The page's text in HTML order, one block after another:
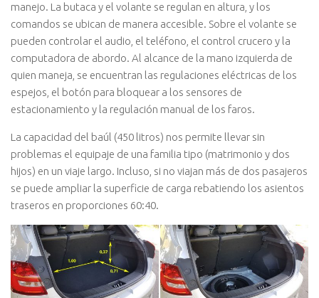
manejo. La butaca y el volante se regulan en altura, y los
comandos se ubican de manera accesible. Sobre el volante se
pueden controlar el audio, el teléfono, el control crucero y la
computadora de abordo. Al alcance de la mano izquierda de
quien maneja, se encuentran las regulaciones eléctricas de los
espejos, el botón para bloquear a los sensores de
estacionamiento y la regulación manual de los faros.
La capacidad del baúl (450 litros) nos permite llevar sin
problemas el equipaje de una familia tipo (matrimonio y dos
hijos) en un viaje largo. Incluso, si no viajan más de dos pasajeros
se puede ampliar la superficie de carga rebatiendo los asientos
traseros en proporciones 60:40.